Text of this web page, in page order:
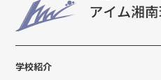
学校紹介